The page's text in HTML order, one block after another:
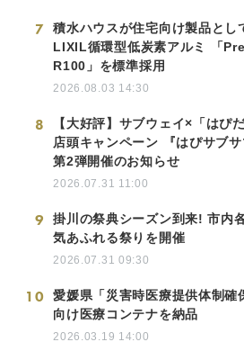
7
積水ハウスが住宅向け製品とし
LIXIL循環型低炭素アルミ 「
R100」を標準採用
2026.08.03 14:30
8
【大好評】サブウェイ×「はぴ
店頭キャンペーン 『はぴサブサ
第2弾開催のお知らせ
2026.07.31 11:00
9
掛川の祭典シーズン到来! 市内
気あふれる祭りを開催
2026.07.31 09:30
10
愛媛県「災害時医療提供体制確
向け医療コンテナを納品
2026.03.19 14:00